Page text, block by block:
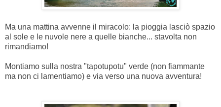
Ma una mattina avvenne il miracolo: la pioggia lasciò spazio
al sole e le nuvole nere a quelle bianche... stavolta non
rimandiamo!
Montiamo sulla nostra "tapotupotu" verde (non fiammante
ma non ci lamentiamo) e via verso una nuova avventura!